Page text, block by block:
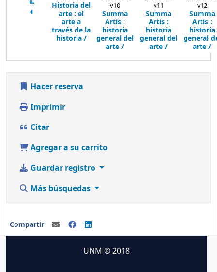
Historia del
arte : el
arte a
través de la
historia /
v10
Summa
Artis :
historia
general del
arte /
v11
Summa
Artis :
historia
general del
arte /
v12
Summa
Artis :
historia
general
arte /
Hacer reserva
Imprimir
Citar
Agregar a su carrito
Guardar registro
Más búsquedas
Compartir
UNM ® 2018